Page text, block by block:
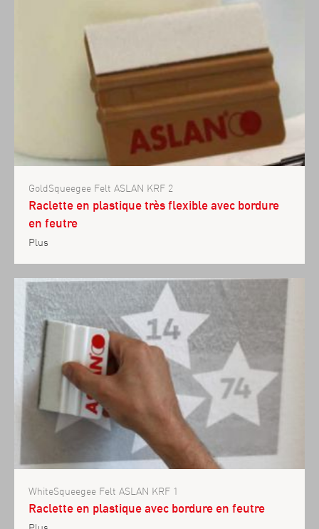
GoldSqueegee Felt ASLAN KRF 2
Raclette en plastique très flexible avec bordure
en feutre
Plus
WhiteSqueegee Felt ASLAN KRF 1
Raclette en plastique avec bordure en feutre